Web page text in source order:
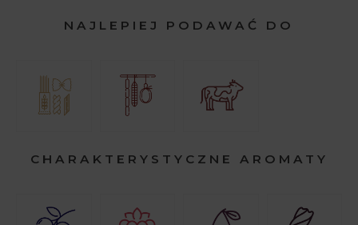
NAJLEPIEJ PODAWAĆ DO
CHARAKTERYSTYCZNE AROMATY